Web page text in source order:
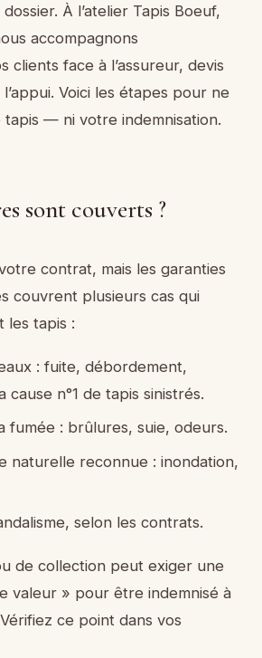
À l’atelier Tapis Boeuf,
accompagnons
clients face à l’assureur, devis
Voici les étapes pour ne
— ni votre indemnisation.
sont couverts ?
contrat, mais les garanties
couvrent plusieurs cas qui
les tapis :
: fuite, débordement,
n°1 de tapis sinistrés.
fumée : brûlures, suie, odeurs.
naturelle reconnue : inondation,
selon les contrats.
de collection peut exiger une
valeur » pour être indemnisé à
ce point dans vos